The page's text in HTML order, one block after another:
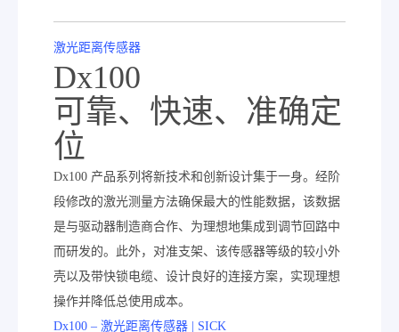
激光距离传感器
Dx100
可靠、快速、准确定
位
Dx100 产品系列将新技术和创新设计集于一身。经阶
段修改的激光测量方法确保最大的性能数据，该数据
是与驱动器制造商合作、为理想地集成到调节回路中
而研发的。此外，对准支架、该传感器等级的较小外
壳以及带快锁电缆、设计良好的连接方案，实现理想
操作并降低总使用成本。
Dx100 – 激光距离传感器 | SICK